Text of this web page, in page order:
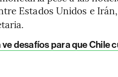
Estados Unidos e
ve desafíos para que Chile